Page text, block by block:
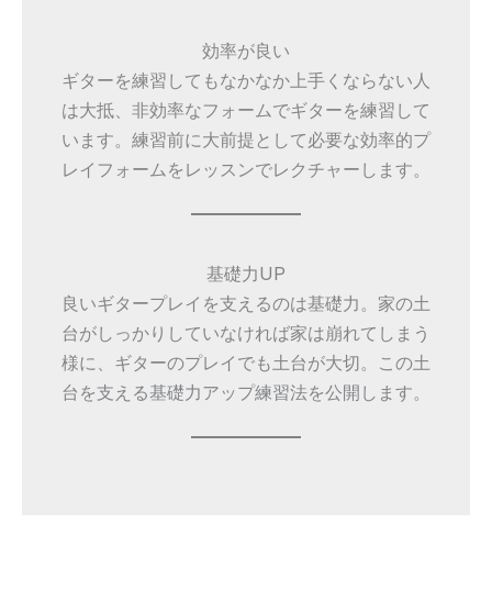
効率が良い
ギターを練習してもなかなか上手くならない人
は大抵、非効率なフォームでギターを練習して
います。練習前に大前提として必要な効率的プ
レイフォームをレッスンでレクチャーします。
基礎力UP
良いギタープレイを支えるのは基礎力。家の土
台がしっかりしていなければ家は崩れてしまう
様に、ギターのプレイでも土台が大切。この土
台を支える基礎力アップ練習法を公開します。